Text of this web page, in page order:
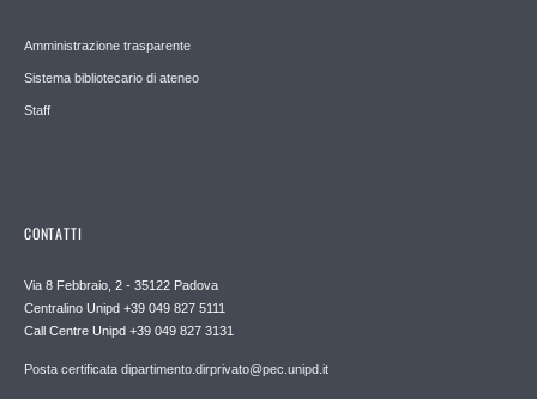
Amministrazione trasparente
Sistema bibliotecario di ateneo
Staff
CONTATTI
Via 8 Febbraio, 2 - 35122 Padova
Centralino Unipd +39 049 827 5111
Call Centre Unipd +39 049 827 3131
Posta certificata dipartimento.dirprivato@pec.unipd.it